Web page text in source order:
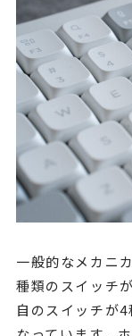
一般的なメカニ
種類のスイッチ
自のスイッチが